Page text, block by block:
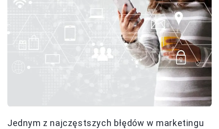
Jednym z najczęstszych błędów w marketingu